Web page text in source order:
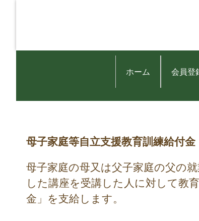
ホーム 会員登
母子家庭等自立支援教育訓練給付金
母子家庭の母又は父子家庭の父の
した講座を受講した人に対して教
金」を支給します。